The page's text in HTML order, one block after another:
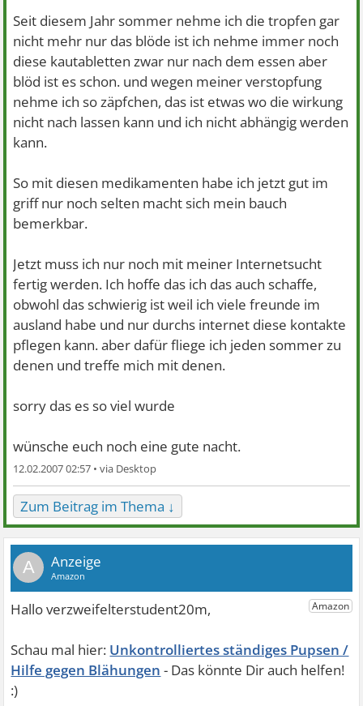
Seit diesem Jahr sommer nehme ich die tropfen gar
nicht mehr nur das blöde ist ich nehme immer noch
diese kautabletten zwar nur nach dem essen aber
blöd ist es schon. und wegen meiner verstopfung
nehme ich so zäpfchen, das ist etwas wo die wirkung
nicht nach lassen kann und ich nicht abhängig werden
kann.
So mit diesen medikamenten habe ich jetzt gut im
griff nur noch selten macht sich mein bauch
bemerkbar.
Jetzt muss ich nur noch mit meiner Internetsucht
fertig werden. Ich hoffe das ich das auch schaffe,
obwohl das schwierig ist weil ich viele freunde im
ausland habe und nur durchs internet diese kontakte
pflegen kann. aber dafür fliege ich jeden sommer zu
denen und treffe mich mit denen.
sorry das es so viel wurde
wünsche euch noch eine gute nacht.
12.02.2007 02:57 •
Zum Beitrag im Thema ↓
A
Unkontrolliertes ständiges Pupsen /
Hilfe gegen Blähungen